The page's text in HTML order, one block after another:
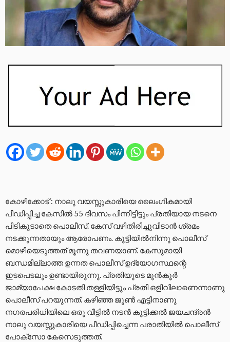
കോഴിക്കോട് : നാലു വയസ്സുകാരിയെ ലൈംഗികമായി
പീഡിപ്പിച്ച കേസിൽ 55 ദിവസം പിന്നിട്ടിട്ടും പ്രതിയായ നടനെ
പിടികൂടാതെ പൊലീസ്. കേസ് വഴിതിരിച്ചുവിടാൻ ശ്രമം
നടക്കുന്നതായും ആരോപണം. കുട്ടിയിൽനിന്നു പൊലീസ്
മൊഴിയെടുത്തത് മൂന്നു തവണയാണ്. കേസുമായി
ബന്ധമില്ലാത്ത ഉന്നത പൊലീസ് ഉദ്യോഗസ്ഥന്റെ
ഇടപെടലും ഉണ്ടായിരുന്നു. പ്രതിയുടെ മുൻകൂർ
ജാമ്യാപേക്ഷ കോടതി തള്ളിയിട്ടും പ്രതി ഒളിവിലാണെന്നാണു
പൊലീസ് പറയുന്നത്. കഴിഞ്ഞ ജൂൺ എട്ടിനാണു
നഗരപരിധിയിലെ ഒരു വീട്ടിൽ നടൻ കൂട്ടിക്കൽ ജയചന്ദ്രൻ
നാലു വയസ്സുകാരിയെ പീഡിപ്പിച്ചെന്ന പരാതിയിൽ പൊലീസ്
പോക്സോ കേസെടുത്തത്.